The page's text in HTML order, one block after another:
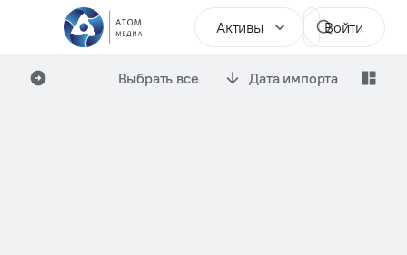
Активы Войти
Выбрать все Дата импорта